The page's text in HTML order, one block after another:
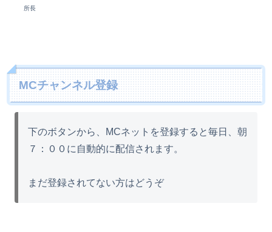
所長
MCチャンネル登録
下のボタンから、MCネットを登録すると毎日、朝
７：００に自動的に配信されます。
まだ登録されてない方はどうぞ